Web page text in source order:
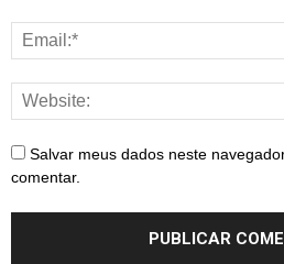
Salvar meus dados neste
comentar.